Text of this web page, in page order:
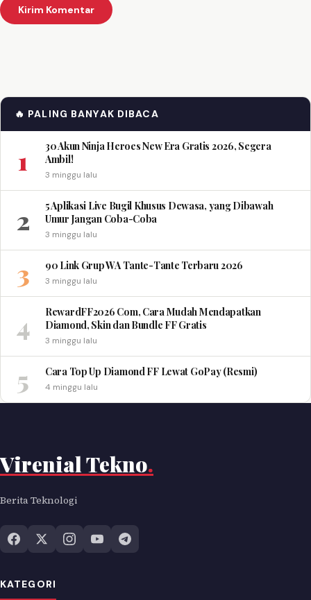
🔥 PALING BANYAK DIBACA
1
30 Akun Ninja Heroes New Era Gratis 2026, Segera
Ambil!
3 minggu lalu
2
5 Aplikasi Live Bugil Khusus Dewasa, yang Dibawah
Umur Jangan Coba-Coba
3 minggu lalu
3 90 Link Grup WA Tante-Tante Terbaru 2026
3 minggu lalu
4
RewardFF2026 Com, Cara Mudah Mendapatkan
Diamond, Skin dan Bundle FF Gratis
3 minggu lalu
5 Cara Top Up Diamond FF Lewat GoPay (Resmi)
4 minggu lalu
Virenial Tekno.
Berita Teknologi
KATEGORI